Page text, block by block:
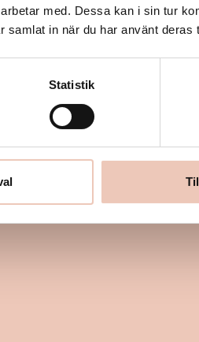
med. Dessa kan i sin tur
samlat in när du har använt deras
Statistik